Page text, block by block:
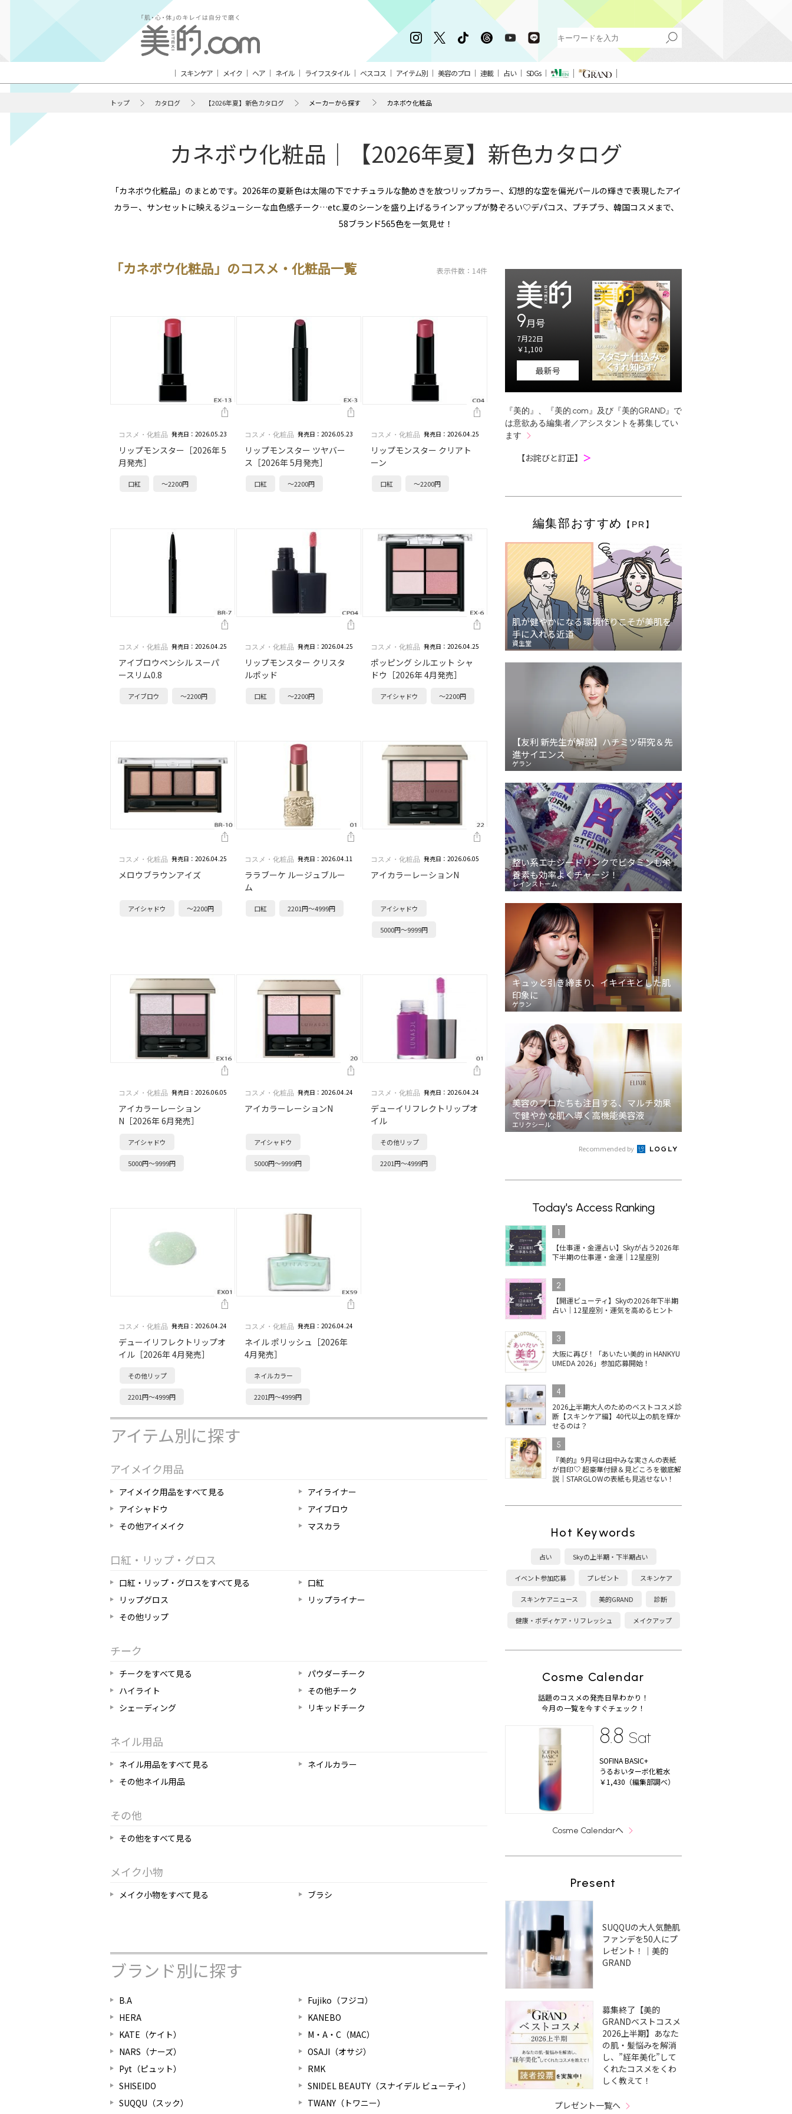
スキンケア メイク ヘア ネイル ライフスタイル ベスコス アイテム別 美容のプロ 連載 占い SDGs
トップ カタログ 【2026年夏】新色カタログ メーカーから探す カネボウ化粧品
カネボウ化粧品｜【2026年夏】新色カタログ
「カネボウ化粧品」のまとめです。2026年の夏新色は太陽の下でナチュラルな艶めきを放つリップカラー、幻想的な空を偏光パールの輝きで表現したアイ
カラー、サンセットに映えるジューシーな血色感チーク…etc.夏のシーンを盛り上げるラインアップが勢ぞろい♡デパコス、プチプラ、韓国コスメまで、
58ブランド565色を一気見せ！
「カネボウ化粧品」のコスメ・化粧品一覧 表示件数：14件
コスメ・化粧品 発売日：2026.05.23
リップモンスター［2026年 5
月発売］
口紅 ～2200円
コスメ・化粧品 発売日：2026.05.23
リップモンスター ツヤバー
ス［2026年 5月発売］
口紅 ～2200円
コスメ・化粧品 発売日：2026.04.25
リップモンスター クリアト
ーン
口紅 ～2200円
コスメ・化粧品 発売日：2026.04.25
アイブロウペンシル スーパ
ースリム0.8
アイブロウ ～2200円
コスメ・化粧品 発売日：2026.04.25
リップモンスター クリスタ
ルポッド
口紅 ～2200円
コスメ・化粧品 発売日：2026.04.25
ポッピング シルエット シャ
ドウ［2026年 4月発売］
アイシャドウ ～2200円
コスメ・化粧品 発売日：2026.04.25
メロウブラウンアイズ
アイシャドウ ～2200円
コスメ・化粧品 発売日：2026.04.11
ララブーケ ルージュブルー
ム
口紅 2201円～4999円
コスメ・化粧品 発売日：2026.06.05
アイカラーレーションN
アイシャドウ
5000円～9999円
コスメ・化粧品 発売日：2026.06.05
アイカラーレーション
N［2026年 6月発売］
アイシャドウ
5000円～9999円
コスメ・化粧品 発売日：2026.04.24
アイカラーレーションN
アイシャドウ
5000円～9999円
コスメ・化粧品 発売日：2026.04.24
デューイリフレクトリップオ
イル
その他リップ
2201円～4999円
コスメ・化粧品 発売日：2026.04.24
デューイリフレクトリップオ
イル［2026年 4月発売］
その他リップ
2201円～4999円
コスメ・化粧品 発売日：2026.04.24
ネイル ポリッシュ［2026年
4月発売］
ネイルカラー
2201円～4999円
アイテム別に探す
アイメイク用品
アイメイク用品をすべて見る
アイライナー
アイシャドウ
アイブロウ
その他アイメイク
マスカラ
口紅・リップ・グロス
口紅・リップ・グロスをすべて見る
口紅
リップグロス
リップライナー
その他リップ
チーク
チークをすべて見る
パウダーチーク
ハイライト
その他チーク
シェーディング
リキッドチーク
ネイル用品
ネイル用品をすべて見る
ネイルカラー
その他ネイル用品
その他
その他をすべて見る
メイク小物
メイク小物をすべて見る ブラシ
ブランド別に探す
B.A
Fujiko（フジコ）
HERA
KANEBO
KATE（ケイト）
M・A・C（MAC）
NARS（ナーズ）
OSAJI（オサジ）
Pyt（ピュット）
RMK
SHISEIDO
SNIDEL BEAUTY（スナイデル ビューティ）
SUQQU（スック）
TWANY（トワニー）
9月号
7月22日
￥1,100
最新号
『美的』、『美的.com』及び『美的GRAND』で
は意欲ある編集者／アシスタントを募集してい
ます
【お詫びと訂正】 ＞
編集部おすすめ 【PR】
肌が健やかになる環境作りこそが美肌を
手に入れる近道
資生堂
【友利 新先生が解説】ハチミツ研究＆先
進サイエンス
ゲラン
整い系エナジードリンクでビタミンも栄
養素も効率よくチャージ！
レインストーム
キュッと引き締まり、イキイキとした肌
印象に
ゲラン
美容のプロたちも注目する、マルチ効果
で健やかな肌へ導く高機能美容液
エリクシール
Recommended by
Today's Access Ranking
1
【仕事運・金運占い】Skyが占う2026年
下半期の仕事運・金運｜12星座別
2
【開運ビューティ】Skyの2026年下半期
占い｜12星座別・運気を高めるヒント
3
大阪に再び！「あいたい美的 in HANKYU
UMEDA 2026」参加応募開始！
4
2026上半期大人のためのベストコスメ診
断【スキンケア編】40代以上の肌を輝か
せるのは？
5
『美的』9月号は田中みな実さんの表紙
が目印♡ 超豪華付録＆見どころを徹底解
説｜STARGLOWの表紙も見逃せない！
Hot Keywords
占い Skyの上半期・下半期占い
イベント参加応募 プレゼント スキンケア
スキンケアニュース 美的GRAND 診断
健康・ボディケア・リフレッシュ メイクアップ
Cosme Calendar
話題のコスメの発売日早わかり！
今月の一覧を今すぐチェック！
8.8 Sat
SOFINA BASIC+
うるおいターボ化粧水
￥1,430（編集部調べ）
Cosme Calendarへ
Present
SUQQUの大人気艶肌
ファンデを50人にプ
レゼント！｜美的
GRAND
募集終了【美的
GRANDベストコスメ
2026上半期】あなた
の肌・髪悩みを解消
し、”経年美化”して
くれたコスメをくわ
しく教えて！
プレゼント一覧へ